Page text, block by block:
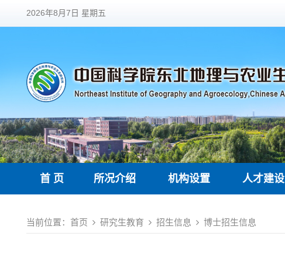
2026年8月7日 星期五
首 页 所况介绍 机构设置 人才建设
当前位置： 首页 研究生教育 招生信息 博士招生信息